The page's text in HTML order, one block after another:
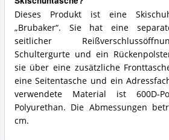
Dieses Produkt ist eine
„Brubaker“. Sie hat eine
seitlicher
Schultergurte und ein
sie über eine zusätzliche
eine Seitentasche und ein
verwendete Material ist 600D-
Polyurethan. Die Abmessungen
cm.